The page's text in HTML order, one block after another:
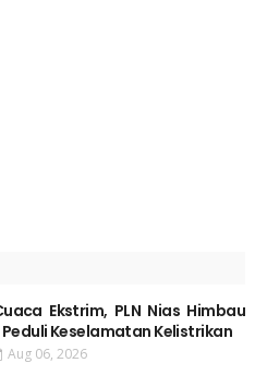
Ekstrim, PLN Nias Himbau
Keselamatan Kelistrikan
Aug 06, 2026